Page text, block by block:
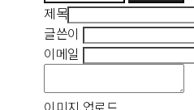
제목
글쓴이
이메일